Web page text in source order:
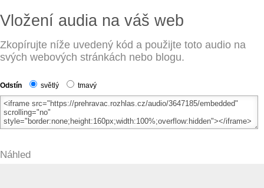
Vložení audia na váš web
Zkopírujte níže uvedený kód a použijte toto audio na
svých webových stránkách nebo blogu.
Odstín světlý tmavý
Náhled